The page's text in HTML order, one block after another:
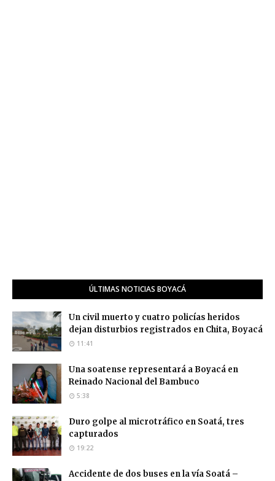
ÚLTIMAS NOTICIAS BOYACÁ
Un civil muerto y cuatro policías heridos
dejan disturbios registrados en Chita, Boyacá
11:41
Una soatense representará a Boyacá en
Reinado Nacional del Bambuco
5:38
Duro golpe al microtráfico en Soatá, tres
capturados
19:22
Accidente de dos buses en la vía Soatá –